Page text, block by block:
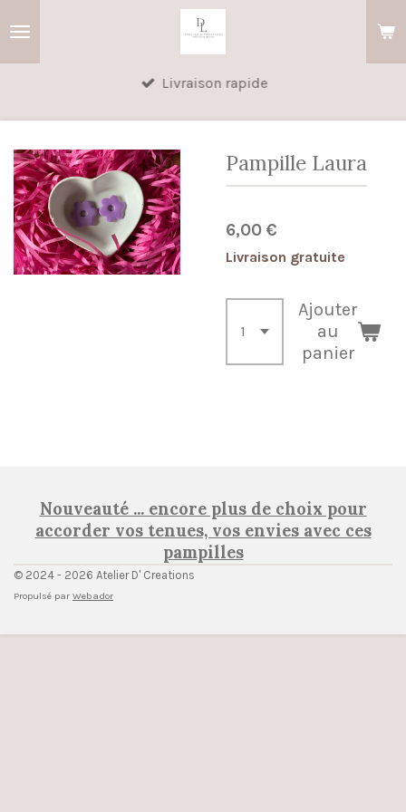
Livraison rapide
Pampille Laura
6,00 €
Livraison gratuite
Ajouter
au
panier
Nouveauté ... encore plus de choix pour
accorder vos tenues, vos envies avec ces
pampilles
© 2024 - 2026 Atelier D' Creations
Propulsé par Webador